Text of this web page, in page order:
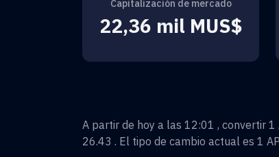
Capitalización de mercado
22,36 mil MUS$
A partir de hoy a las 12:01 , convertir 1
26.43 . El tipo de cambio actual es 1